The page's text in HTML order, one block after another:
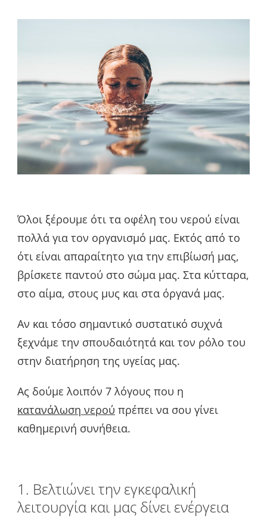
Όλοι ξέρουμε ότι τα οφέλη του νερού είναι
πολλά για τον οργανισμό μας. Εκτός από το
ότι είναι απαραίτητο για την επιβίωσή μας,
βρίσκετε παντού στο σώμα μας. Στα κύτταρα,
στο αίμα, στους μυς και στα όργανά μας.
Αν και τόσο σημαντικό συστατικό συχνά
ξεχνάμε την σπουδαιότητά και τον ρόλο του
στην διατήρηση της υγείας μας.
Ας δούμε λοιπόν 7 λόγους που η
κατανάλωση νερού πρέπει να σου γίνει
καθημερινή συνήθεια.
1. Βελτιώνει την εγκεφαλική
λειτουργία και μας δίνει ενέργεια